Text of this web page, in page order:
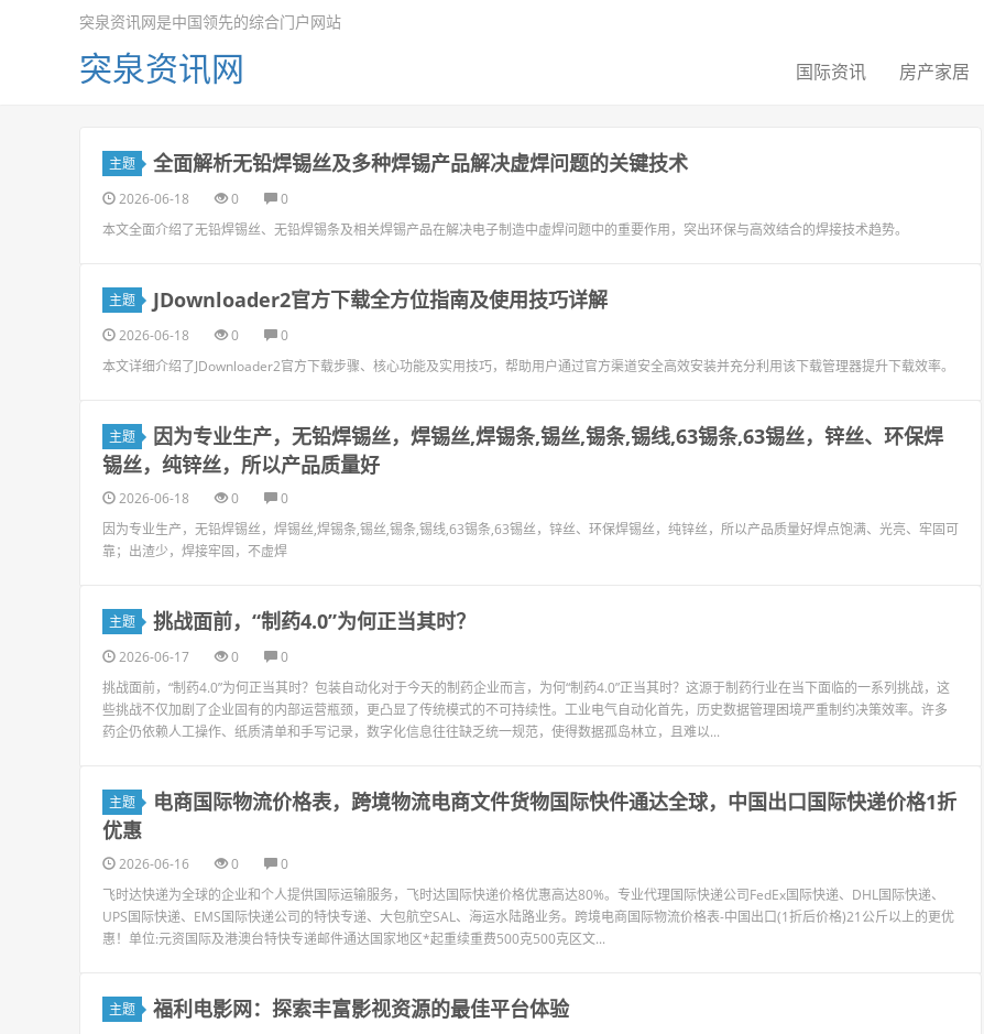
突泉资讯网是中国领先的综合门户网站
突泉资讯网 国际资讯 房产家居
主题 全面解析无铅焊锡丝及多种焊锡产品解决虚焊问题的关键技术
2026-06-18 0
0
本文全面介绍了无铅焊锡丝、无铅焊锡条及相关焊锡产品在解决电子制造中虚焊问题中的重要作用，突出环保与高效结合的焊接技术趋势。
主题 JDownloader2官方下载全方位指南及使用技巧详解
2026-06-18 0
0
本文详细介绍了JDownloader2官方下载步骤、核心功能及实用技巧，帮助用户通过官方渠道安全高效安装并充分利用该下载管理器提升下载效率。
主题
因为专业生产，无铅焊锡丝，焊锡丝,焊锡条,锡丝,锡条,锡线,63锡条,63锡丝，锌丝、环保焊
锡丝，纯锌丝，所以产品质量好
2026-06-18 0
0
因为专业生产，无铅焊锡丝，焊锡丝,焊锡条,锡丝,锡条,锡线,63锡条,63锡丝，锌丝、环保焊锡丝，纯锌丝，所以产品质量好焊点饱满、光亮、牢固可
靠；出渣少，焊接牢固，不虚焊
主题 挑战面前，“制药4.0”为何正当其时？
2026-06-17 0
0
挑战面前，“制药4.0”为何正当其时？包装自动化对于今天的制药企业而言，为何“制药4.0”正当其时？这源于制药行业在当下面临的一系列挑战，这
些挑战不仅加剧了企业固有的内部运营瓶颈，更凸显了传统模式的不可持续性。工业电气自动化首先，历史数据管理困境严重制约决策效率。许多
药企仍依赖人工操作、纸质清单和手写记录，数字化信息往往缺乏统一规范，使得数据孤岛林立，且难以...
主题
电商国际物流价格表，跨境物流电商文件货物国际快件通达全球，中国出口国际快递价格1折
优惠
2026-06-16 0
0
飞时达快递为全球的企业和个人提供国际运输服务，飞时达国际快递价格优惠高达80%。专业代理国际快递公司FedEx国际快递、DHL国际快递、
UPS国际快递、EMS国际快递公司的特快专递、大包航空SAL、海运水陆路业务。跨境电商国际物流价格表-中国出口(1折后价格)21公斤以上的更优
惠！单位:元资国际及港澳台特快专递邮件通达国家地区*起重续重费500克500克区文...
主题 福利电影网：探索丰富影视资源的最佳平台体验